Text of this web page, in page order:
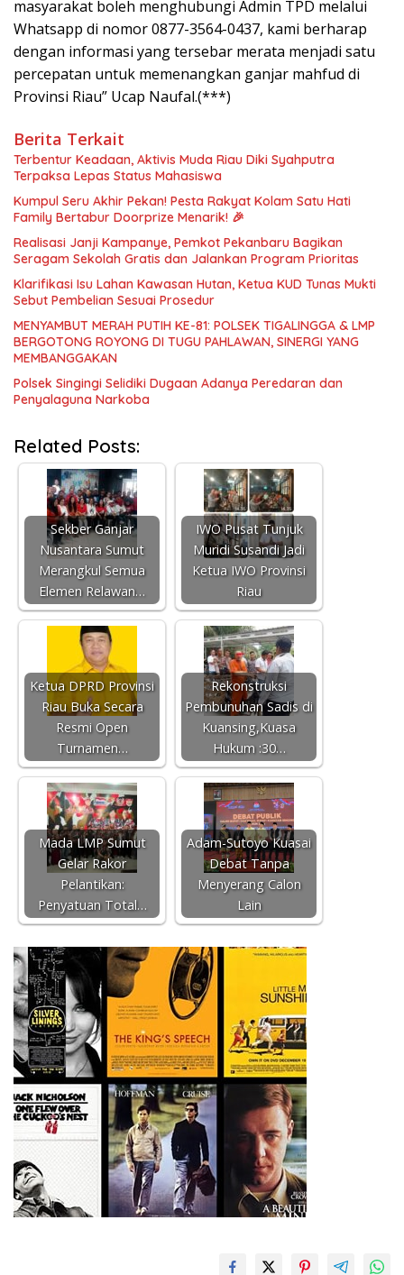
masyarakat boleh menghubungi Admin TPD melalui
Whatsapp di nomor 0877-3564-0437, kami berharap
dengan informasi yang tersebar merata menjadi satu
percepatan untuk memenangkan ganjar mahfud di
Provinsi Riau” Ucap Naufal.(***)
Berita Terkait
Terbentur Keadaan, Aktivis Muda Riau Diki Syahputra
Terpaksa Lepas Status Mahasiswa
Kumpul Seru Akhir Pekan! Pesta Rakyat Kolam Satu Hati
Family Bertabur Doorprize Menarik! 🎉
Realisasi Janji Kampanye, Pemkot Pekanbaru Bagikan
Seragam Sekolah Gratis dan Jalankan Program Prioritas
Klarifikasi Isu Lahan Kawasan Hutan, Ketua KUD Tunas Mukti
Sebut Pembelian Sesuai Prosedur
MENYAMBUT MERAH PUTIH KE-81: POLSEK TIGALINGGA & LMP
BERGOTONG ROYONG DI TUGU PAHLAWAN, SINERGI YANG
MEMBANGGAKAN
Polsek Singingi Selidiki Dugaan Adanya Peredaran dan
Penyalaguna Narkoba
Related Posts:
Sekber Ganjar
Nusantara Sumut
Merangkul Semua
Elemen Relawan…
IWO Pusat Tunjuk
Muridi Susandi Jadi
Ketua IWO Provinsi
Riau
Ketua DPRD Provinsi
Riau Buka Secara
Resmi Open
Turnamen…
Rekonstruksi
Pembunuhan Sadis di
Kuansing,Kuasa
Hukum :30…
Mada LMP Sumut
Gelar Rakor
Pelantikan:
Penyatuan Total…
Adam-Sutoyo Kuasai
Debat Tanpa
Menyerang Calon
Lain